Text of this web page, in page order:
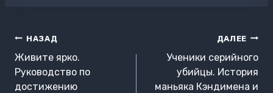
Навигация
по
записям
НАЗАД
Живите ярко.
Руководство по
достижению
ДАЛЕЕ
Ученики серийного
убийцы. История
маньяка Кэндимена и